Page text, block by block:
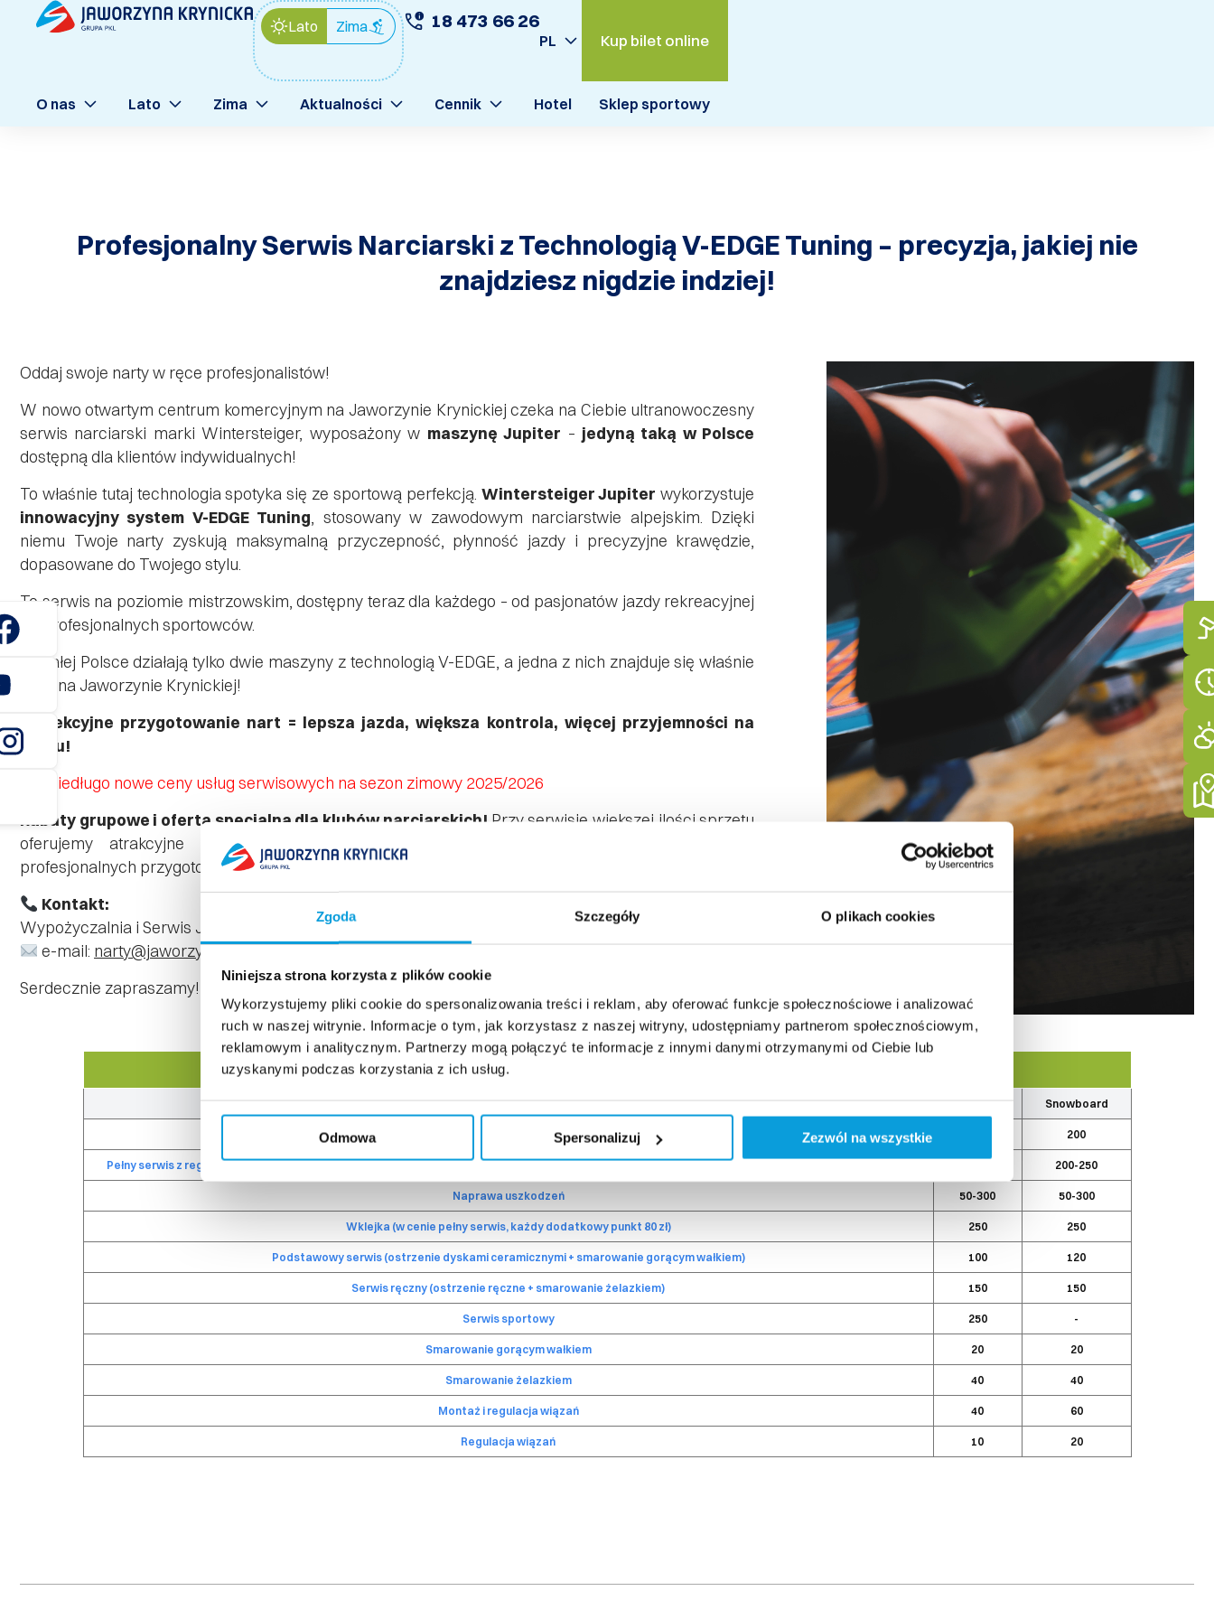
Zgoda Szczegóły O plikach cookies
Niniejsza strona korzysta z plików cookie
Wykorzystujemy pliki cookie do spersonalizowania treści i reklam, aby oferować funkcje społecznościowe i analizować
ruch w naszej witrynie. Informacje o tym, jak korzystasz z naszej witryny, udostępniamy partnerom społecznościowym,
reklamowym i analitycznym. Partnerzy mogą połączyć te informacje z innymi danymi otrzymanymi od Ciebie lub
uzyskanymi podczas korzystania z ich usług.
Odmowa Spersonalizuj Zezwól na wszystkie
O nas Lato Zima Aktualności Cennik Hotel Sklep sportowy
Lato Zima 18 473 66 26
PL Kup bilet online
Profesjonalny Serwis Narciarski z Technologią V-EDGE Tuning – precyzja, jakiej nie
znajdziesz nigdzie indziej!
Oddaj swoje narty w ręce profesjonalistów!
W nowo otwartym centrum komercyjnym na Jaworzynie Krynickiej czeka na Ciebie ultranowoczesny
serwis narciarski marki Wintersteiger, wyposażony w maszynę Jupiter – jedyną taką w Polsce
dostępną dla klientów indywidualnych!
To właśnie tutaj technologia spotyka się ze sportową perfekcją. Wintersteiger Jupiter wykorzystuje
innowacyjny system V-EDGE Tuning , stosowany w zawodowym narciarstwie alpejskim. Dzięki
niemu Twoje narty zyskują maksymalną przyczepność, płynność jazdy i precyzyjne krawędzie,
dopasowane do Twojego stylu.
To serwis na poziomie mistrzowskim, dostępny teraz dla każdego – od pasjonatów jazdy rekreacyjnej
po profesjonalnych sportowców.
W całej Polsce działają tylko dwie maszyny z technologią V-EDGE, a jedna z nich znajduje się właśnie
tutaj, na Jaworzynie Krynickiej!
Perfekcyjne przygotowanie nart = lepsza jazda, większa kontrola, więcej przyjemności na
stoku!
Już niedługo nowe ceny usług serwisowych na sezon zimowy 2025/2026
Rabaty grupowe i oferta specjalna dla klubów narciarskich! Przy serwisie większej ilości sprzętu
oferujemy atrakcyjne rabaty grupowe. Ponadto, dla klubów narciarskich i sportowców
profesjonalnych przygotowaliśmy specjalne warunki współpracy.
Kontakt:
Wypożyczalnia i Serwis Jaworzyna –
tel. 451 052 396
(czynny w godzinach otwarcia)
e-mail: narty@jaworzynakrynicka.pl
Serdecznie zapraszamy!
CENNIK SERWIS sezon zimowy 2025/2026
Usługa Narty Snowboard
Pełny serwis (planowanie narty + ostrzenie dyskami ceramicznymi + struktura + smarowanie gorącym wałkiem) 200
Pełny serwis z regeneracją (uzupełnianie ubytków + planowanie narty + ostrzenie dyskami ceramicznymi + struktura + smarowanie gorącym wałkiem) 200-250
Naprawa uszkodzeń 50-300 50-300
Wklejka (w cenie pełny serwis, każdy dodatkowy punkt 80 zł) 250 250
Podstawowy serwis (ostrzenie dyskami ceramicznymi + smarowanie gorącym wałkiem) 100 120
Serwis ręczny (ostrzenie ręczne + smarowanie żelazkiem) 150 150
Serwis sportowy 250 -
Smarowanie gorącym wałkiem 20 20
Smarowanie żelazkiem 40 40
Montaż i regulacja wiązań 40 60
Regulacja wiązań 10 20